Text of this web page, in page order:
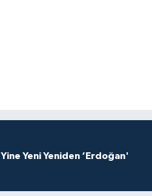
Yine Yeni Yeniden ‘Erdoğan'